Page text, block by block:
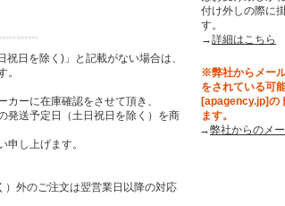
日を除く)」と記載がない場合は、
。
ーに在庫確認をさせて頂き、
発送予定日（土日祝日を除く）を商
し上げます。
）外のご注文は翌営業日以降の対応
付け外しの際に
す。
→詳細はこちら
※弊社からメー
をされている可
[apagency.jp]の
ます。
→弊社からのメ